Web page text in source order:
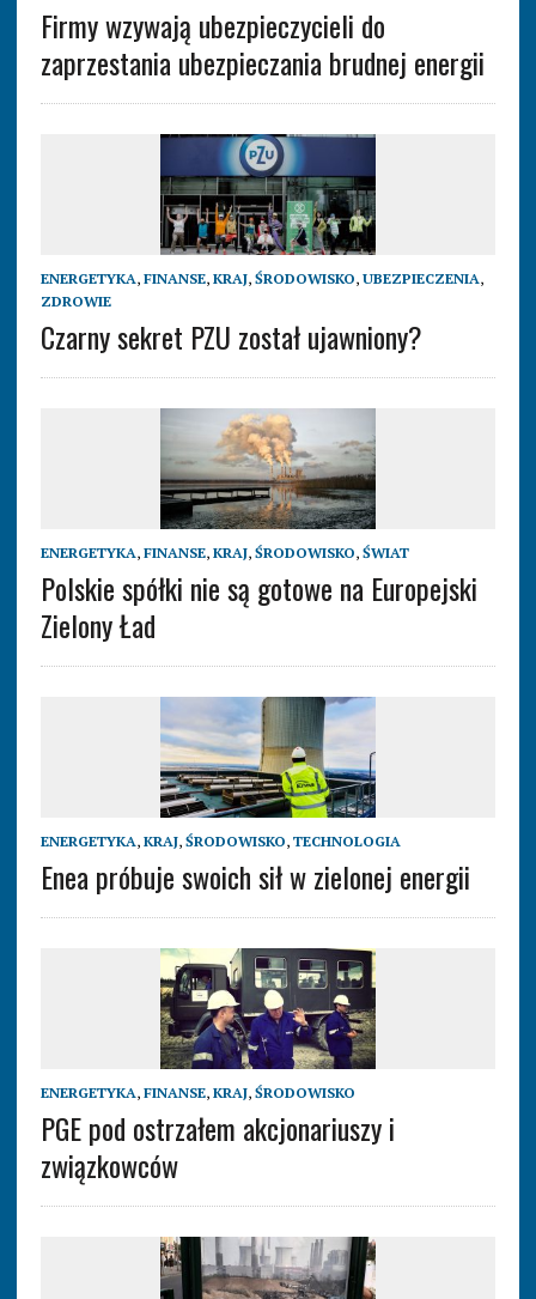
Firmy wzywają ubezpieczycieli do
zaprzestania ubezpieczania brudnej energii
ENERGETYKA, FINANSE, KRAJ, ŚRODOWISKO, UBEZPIECZENIA,
ZDROWIE
Czarny sekret PZU został ujawniony?
ENERGETYKA, FINANSE, KRAJ, ŚRODOWISKO, ŚWIAT
Polskie spółki nie są gotowe na Europejski
Zielony Ład
ENERGETYKA, KRAJ, ŚRODOWISKO, TECHNOLOGIA
Enea próbuje swoich sił w zielonej energii
ENERGETYKA, FINANSE, KRAJ, ŚRODOWISKO
PGE pod ostrzałem akcjonariuszy i
związkowców